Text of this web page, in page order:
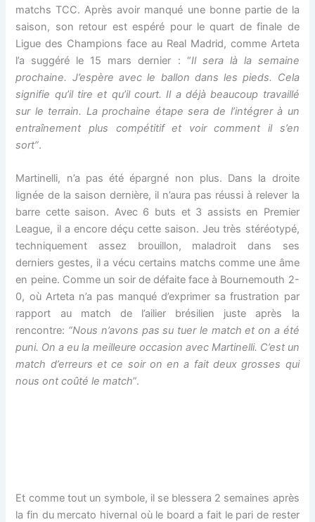
matchs TCC. Après avoir manqué une bonne partie de la
saison, son retour est espéré pour le quart de finale de
Ligue des Champions face au Real Madrid, comme Arteta
l’a suggéré le 15 mars dernier : “Il sera là la semaine
prochaine. J’espère avec le ballon dans les pieds. Cela
signifie qu’il tire et qu’il court. Il a déjà beaucoup travaillé
sur le terrain. La prochaine étape sera de l’intégrer à un
entraînement plus compétitif et voir comment il s’en
sort”.
Martinelli, n’a pas été épargné non plus. Dans la droite
lignée de la saison dernière, il n’aura pas réussi à relever la
barre cette saison. Avec 6 buts et 3 assists en Premier
League, il a encore déçu cette saison. Jeu très stéréotypé,
techniquement assez brouillon, maladroit dans ses
derniers gestes, il a vécu certains matchs comme une âme
en peine. Comme un soir de défaite face à Bournemouth 2-
0, où Arteta n’a pas manqué d’exprimer sa frustration par
rapport au match de l’ailier brésilien juste après la
rencontre: “Nous n’avons pas su tuer le match et on a été
puni. On a eu la meilleure occasion avec Martinelli. C’est un
match d’erreurs et ce soir on en a fait deux grosses qui
nous ont coûté le match”.
Et comme tout un symbole, il se blessera 2 semaines après
la fin du mercato hivernal où le board a fait le pari de rester